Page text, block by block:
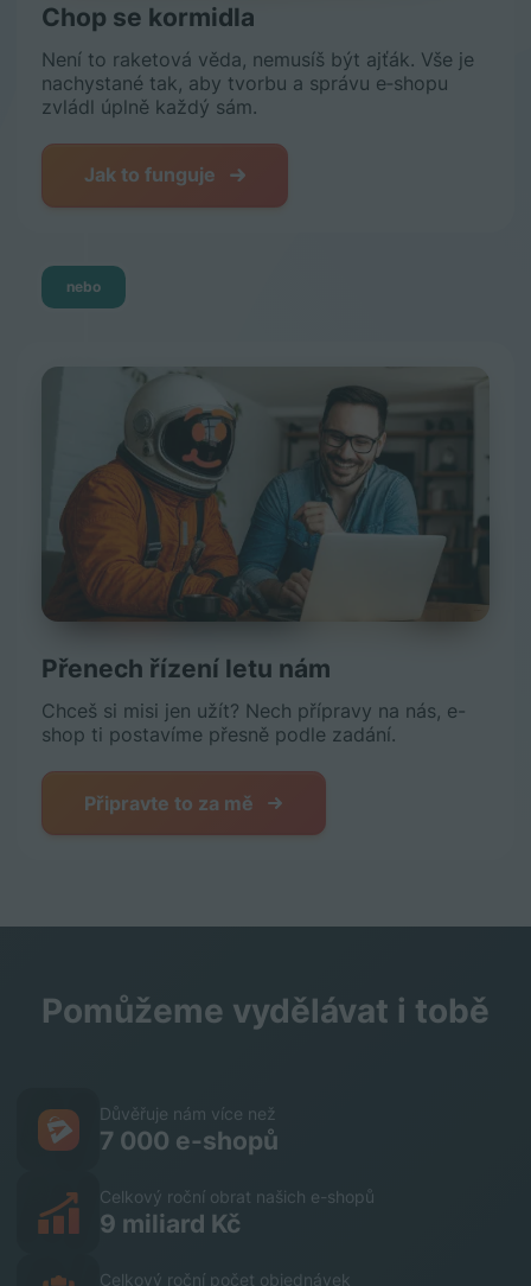
Chop se kormidla
Není to raketová věda, nemusíš být ajťák. Vše je
nachystané tak, aby tvorbu a správu e‑shopu
zvládl úplně každý sám.
Jak to funguje
nebo
Přenech řízení letu nám
Chceš si misi jen užít? Nech přípravy na nás, e-
shop ti postavíme přesně podle zadání.
Připravte to za mě
Pomůžeme vydělávat i tobě
Důvěřuje nám více než
7 000 e-shopů
Celkový roční obrat našich e-shopů
9 miliard Kč
Celkový roční počet objednávek